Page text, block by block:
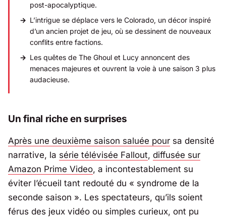
post-apocalyptique.
L’intrigue se déplace vers le Colorado, un décor inspiré
d’un ancien projet de jeu, où se dessinent de nouveaux
conflits entre factions.
Les quêtes de The Ghoul et Lucy annoncent des
menaces majeures et ouvrent la voie à une saison 3 plus
audacieuse.
Un final riche en surprises
Après une deuxième saison saluée pour sa densité
narrative, la série télévisée Fallout, diffusée sur
Amazon Prime Video, a incontestablement su
éviter l’écueil tant redouté du « syndrome de la
seconde saison ». Les spectateurs, qu’ils soient
férus des jeux vidéo ou simples curieux, ont pu